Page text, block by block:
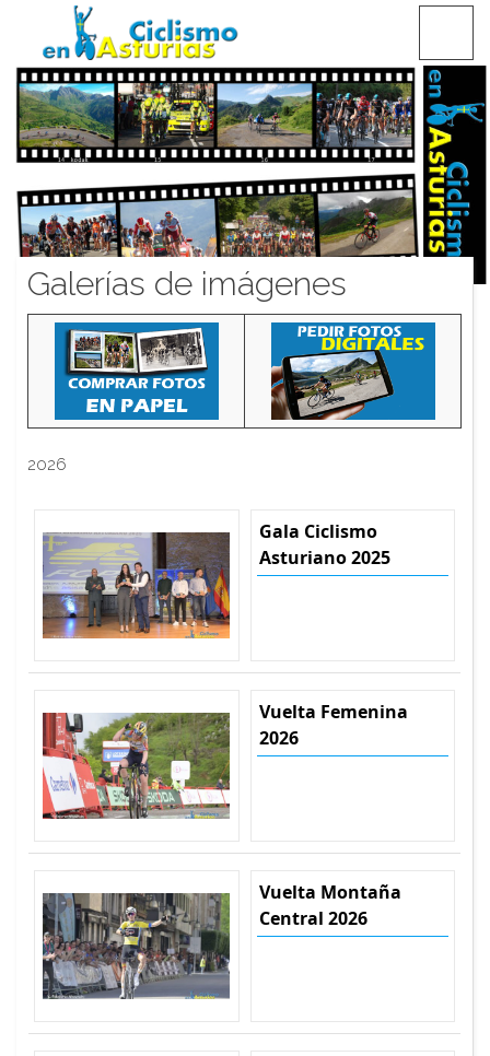
CICLISMO EN ASTURIAS
Galerías de imágenes
2026
Gala Ciclismo
Asturiano 2025
Vuelta Femenina
2026
Vuelta Montaña
Central 2026